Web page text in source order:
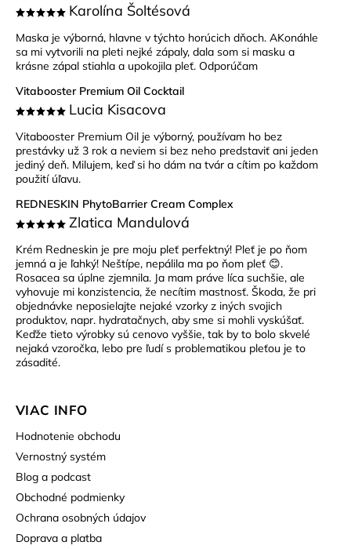
Karolína Šoltésová
Maska je výborná, hlavne v týchto horúcich dňoch. AKonáhle
sa mi vytvorili na pleti nejké zápaly, dala som si masku a
krásne zápal stiahla a upokojila pleť. Odporúčam
Vitabooster Premium Oil Cocktail
Lucia Kisacova
Vitabooster Premium Oil je výborný, používam ho bez
prestávky už 3 rok a neviem si bez neho predstaviť ani jeden
jediný deň. Milujem, keď si ho dám na tvár a cítim po každom
použití úľavu.
REDNESKIN PhytoBarrier Cream Complex
Zlatica Mandulová
Krém Redneskin je pre moju pleť perfektný! Pleť je po ňom
jemná a je ľahký! Neštípe, nepálila ma po ňom pleť 😊.
Rosacea sa úplne zjemnila. Ja mam práve líca suchšie, ale
vyhovuje mi konzistencia, že necítim mastnosť. Škoda, že pri
objednávke neposielajte nejaké vzorky z iných svojich
produktov, napr. hydratačnych, aby sme si mohli vyskúšať.
Keďže tieto výrobky sú cenovo vyššie, tak by to bolo skvelé
nejaká vzoročka, lebo pre ľudí s problematikou pleťou je to
zásadité.
VIAC INFO
Hodnotenie obchodu
Vernostný systém
Blog a podcast
Obchodné podmienky
Ochrana osobných údajov
Doprava a platba